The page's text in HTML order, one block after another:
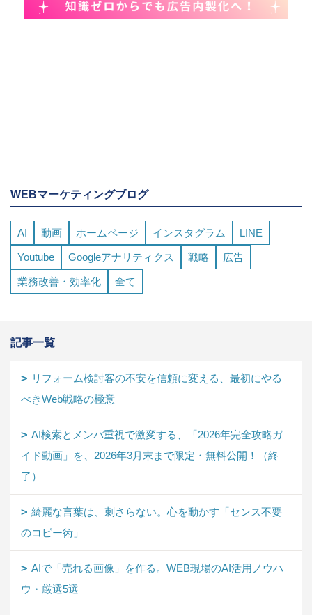
WEBマーケティングブログ
AI 動画 ホームページ インスタグラム LINE
Youtube Googleアナリティクス 戦略 広告
業務改善・効率化 全て
記事一覧
リフォーム検討客の不安を信頼に変える、最初にやる
べきWeb戦略の極意
AI検索とメンパ重視で激変する、「2026年完全攻略ガ
イド動画」を、2026年3月末まで限定・無料公開！（終
了）
綺麗な言葉は、刺さらない。心を動かす「センス不要
のコピー術」
AIで「売れる画像」を作る。WEB現場のAI活用ノウハ
ウ・厳選5選